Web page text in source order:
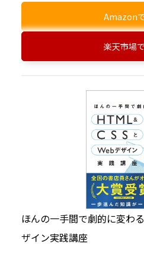
Amazon
楽天市場
ほんの一手間で劇的に変わ
ザイン実践講座